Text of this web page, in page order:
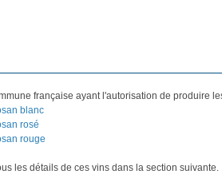
française ayant l'autorisation de produire
blanc
rosé
rouge
les détails de ces vins dans la section suivante.